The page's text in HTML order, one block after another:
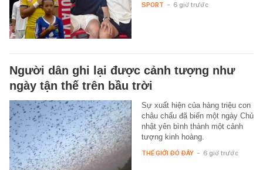
SPORT - 6 giờ trước
Người dân ghi lại được cảnh tượng như
ngày tận thế trên bầu trời
Sự xuất hiện của hàng triệu con
châu chấu đã biến một ngày Chủ
nhật yên bình thành một cảnh
tượng kinh hoàng.
THẾ GIỚI ĐÓ ĐÂY - 6 giờ trước